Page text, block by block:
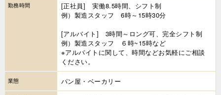
勤務時間
[正社員] 実働8.5時間、シフト制
例）製造スタッフ 6時～15時30分
[アルバイト] 3時間～ロング可、完全シフト制
例）製造スタッフ ６時~15時など
※アルバイトに関して、時間などお気軽にご相談
ください。
業態 パン屋・ベーカリー